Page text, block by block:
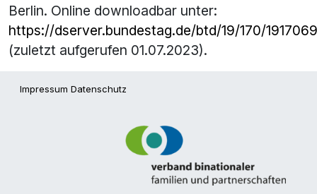
Berlin. Online downloadbar unter:
https://dserver.bundestag.de/btd/19/170/
(zuletzt aufgerufen 01.07.2023).
Impressum Datenschutz